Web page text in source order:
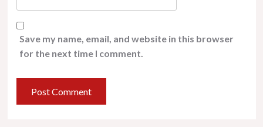
Save my name, email, and website in this browser
for the next time I comment.